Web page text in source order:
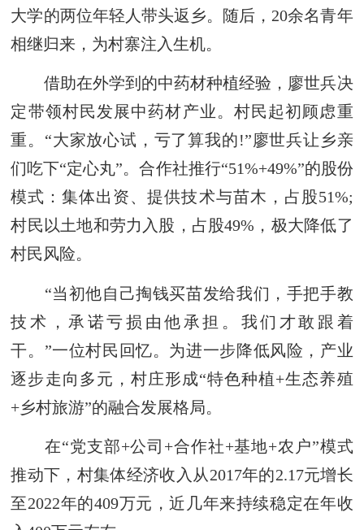
大学的两位年轻人带头返乡。随后，20余名青年
相继归来，为村寨注入生机。
借助在外学到的中药材种植经验，廖世兵决
定带领村民发展中药材产业。村民起初顾虑重
重。“大家放心试，亏了算我的!”廖世兵让乡亲
们吃下“定心丸”。合作社推行“51%+49%”的股份
模式：集体出资、提供技术与苗木，占股51%;
村民以土地和劳力入股，占股49%，极大降低了
村民风险。
“当初他自己掏钱买苗发给我们，手把手教
技术，承诺亏损由他承担。我们才敢跟着
干。”一位村民回忆。为进一步降低风险，产业
逐步走向多元，村庄形成“特色种植+生态养殖
+乡村旅游”的融合发展格局。
在“党支部+公司+合作社+基地+农户”模式
推动下，村集体经济收入从2017年的2.17元增长
至2022年的409万元，近几年来持续稳定在年收